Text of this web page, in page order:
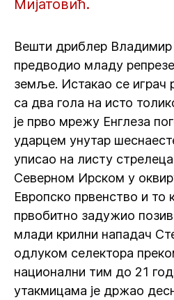
Мијатовић.
Вешти дриблер Владимир
предводио младу
земље. Истакао се играч
са два гола на исто
је прво мрежу Енглеза
ударцем унутар
уписао на листу
Северном Ирском у
Европско првенство и то
првобитно задужио позив
млади крилни нападач
одлуком селектора
национални тим до 21
утакмицама је држао